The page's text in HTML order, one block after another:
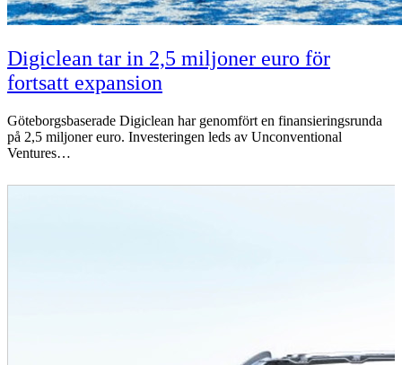
Digiclean tar in 2,5 miljoner euro för
fortsatt expansion
Göteborgsbaserade Digiclean har genomfört en finansieringsrunda
på 2,5 miljoner euro. Investeringen leds av Unconventional
Ventures…